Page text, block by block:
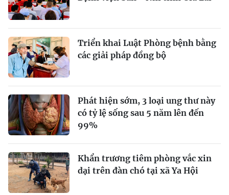
Triển khai Luật Phòng bệnh bằng
các giải pháp đồng bộ
Phát hiện sớm, 3 loại ung thư này
có tỷ lệ sống sau 5 năm lên đến
99%
Khẩn trương tiêm phòng vắc xin
dại trên đàn chó tại xã Ya Hội